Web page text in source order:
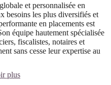
et personnalisée en
besoins les plus diversifiés et
en placements est
équipe hautement spécialisée
fiscalistes, notaires et
sans cesse leur expertise au
plus